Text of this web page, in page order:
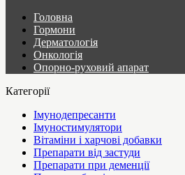
Головна
Гормони
Дерматологія
Онкологія
Опорно-руховий апарат
Категорії
Імунодепресанти
Імуностимулятори
Вітаміни і харчові добавки
Препарати від застуди
Препарати при деменції